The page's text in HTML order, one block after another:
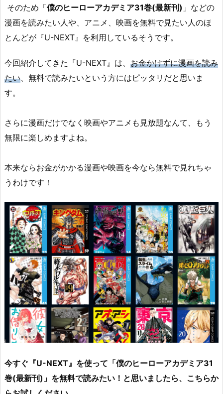
そのため「僕のヒーローアカデミア31巻(最新刊) 」などの
漫画を読みたい人や、アニメ、映画を無料で見たい人のほ
とんどが『U-NEXT』を利用しているそうです。
今回紹介してきた『U-NEXT』は、 お金かけずに漫画を読み
たい 、無料で読みたいという方にはピッタリだと思いま
す。
さらに漫画だけでなく映画やアニメも見放題なんて、もう
無限に楽しめますよね。
本来ならお金がかかる漫画や映画を今なら無料で見れちゃ
うわけです！
今すぐ『U-NEXT』を使って「僕のヒーローアカデミア31
巻(最新刊) 」を無料で読みたい！と思いましたら、こちらか